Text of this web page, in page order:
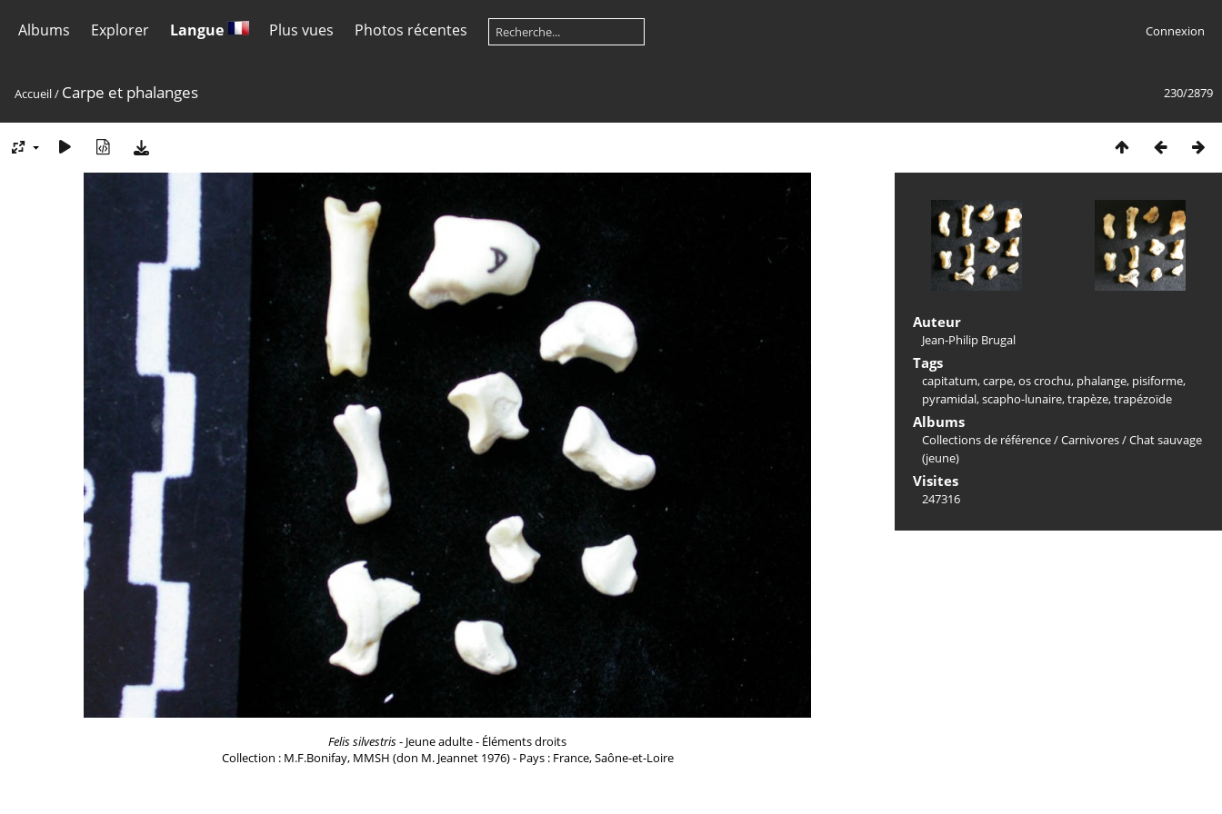
Albums Explorer Langue Plus vues Photos récentes Connexion
230/2879
Accueil/ Carpe et phalanges
Felis silvestris- Jeune adulte - Éléments droits
Collection : M.F.Bonifay, MMSH (don M. Jeannet 1976) - Pays : France, Saône-et-Loire
Auteur
Jean-Philip Brugal
Tags
capitatum,carpe,os crochu, phalange, pisiforme,
pyramidal,scapho-lunaire,trapèze,trapézoïde
Albums
Collections de référence/Carnivores/Chat sauvage
(jeune)
Visites
247316